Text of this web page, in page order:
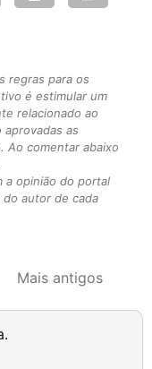
regras para os
é estimular um
relacionado ao
as
Ao comentar abaixo
a opinião do portal
do autor de cada
Mais antigos